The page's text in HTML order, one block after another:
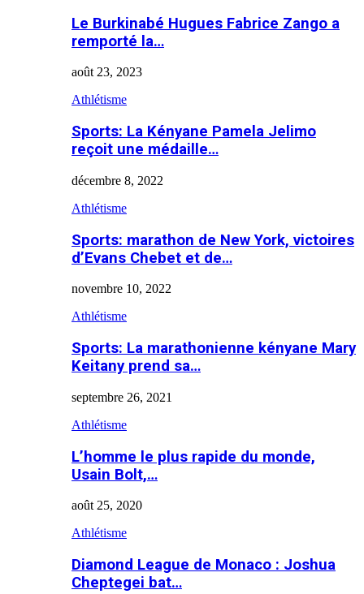
Le Burkinabé Hugues Fabrice Zango a
remporté la…
août 23, 2023
Athlétisme
Sports: La Kényane Pamela Jelimo
reçoit une médaille…
décembre 8, 2022
Athlétisme
Sports: marathon de New York, victoires
d’Evans Chebet et de…
novembre 10, 2022
Athlétisme
Sports: La marathonienne kényane Mary
Keitany prend sa…
septembre 26, 2021
Athlétisme
L’homme le plus rapide du monde,
Usain Bolt,…
août 25, 2020
Athlétisme
Diamond League de Monaco : Joshua
Cheptegei bat…